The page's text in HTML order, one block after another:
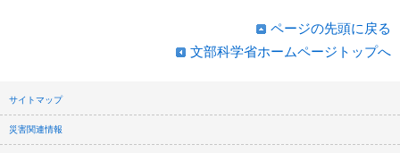
ページの先頭に戻る
文部科学省ホームページトップへ
サイトマップ
災害関連情報